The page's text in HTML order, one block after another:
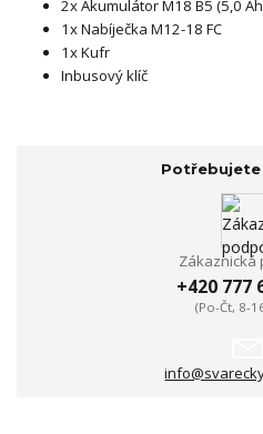
2x Akumulátor M18 B5 (5,0
1x Nabíječka M12-18 FC
1x Kufr
Inbusový klíč
Zákaznická
+420 777
(Po-Čt, 8-